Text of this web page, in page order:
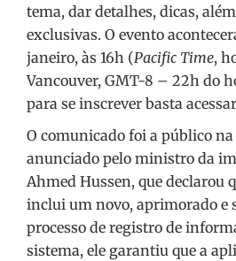
tema, dar detalhes, dicas,
exclusivas. O evento
janeiro, às 16h (Pacific Time,
Vancouver, GMT-8 – 22h do
para se inscrever basta acessar
O comunicado foi a público
anunciado pelo ministro da
Ahmed Hussen, que declarou
inclui um novo, aprimorado e
processo de registro de
sistema, ele garantiu que a